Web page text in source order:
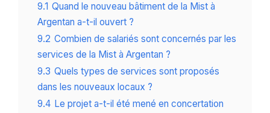
9.1 Quand le nouveau bâtiment de la Mist à
Argentan a-t-il ouvert ?
9.2 Combien de salariés sont concernés par les
services de la Mist à Argentan ?
9.3 Quels types de services sont proposés
dans les nouveaux locaux ?
9.4 Le projet a-t-il été mené en concertation